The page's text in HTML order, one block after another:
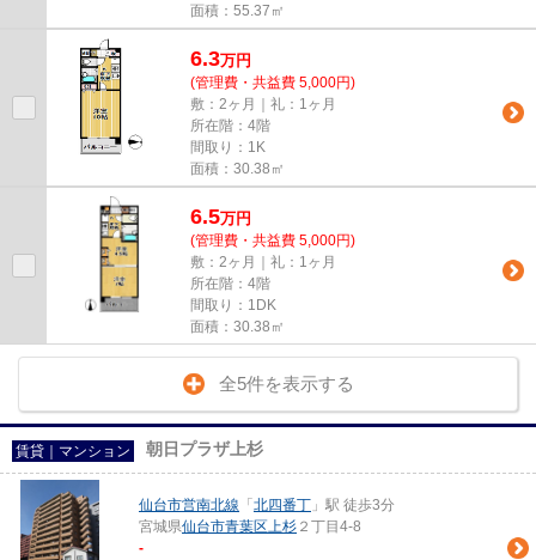
面積：55.37㎡
6.3万円
(管理費・共益費 5,000円)
敷：2ヶ月｜礼：1ヶ月
所在階：4階
間取り：1K
面積：30.38㎡
6.5万円
(管理費・共益費 5,000円)
敷：2ヶ月｜礼：1ヶ月
所在階：4階
間取り：1DK
面積：30.38㎡
全5件を表示する
賃貸｜マンション 朝日プラザ上杉
仙台市営南北線 「 北四番丁 」駅 徒歩3分
宮城県仙台市青葉区上杉 ２丁目4-8
-